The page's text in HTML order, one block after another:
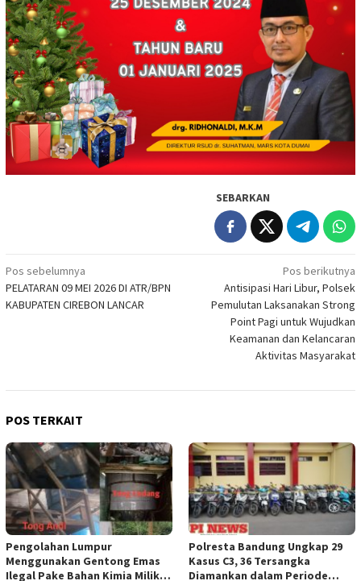
SEBARKAN
Navigasi
pos
Pos sebelumnya
PELATARAN 09 MEI 2026 DI ATR/BPN
KABUPATEN CIREBON LANCAR
Pos berikutnya
Antisipasi Hari Libur, Polsek
Pemulutan Laksanakan Strong
Point Pagi untuk Wujudkan
Keamanan dan Kelancaran
Aktivitas Masyarakat
POS TERKAIT
Pengolahan Lumpur
Menggunakan Gentong Emas
Ilegal Pake Bahan Kimia Milik
Polresta Bandung Ungkap 29
Kasus C3, 36 Tersangka
Diamankan dalam Periode